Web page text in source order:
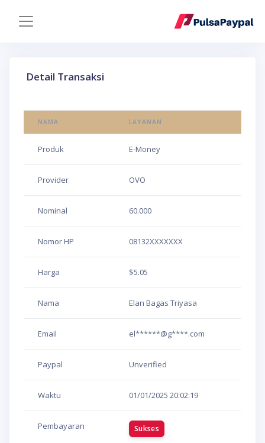
Detail Transaksi
NAMA LAYANAN
Produk E-Money
Provider OVO
Nominal 60.000
Nomor HP 08132XXXXXXX
Harga $5.05
Nama Elan Bagas Triyasa
Email el******@g****.com
Paypal Unverified
Waktu 01/01/2025 20:02:19
Pembayaran Sukses